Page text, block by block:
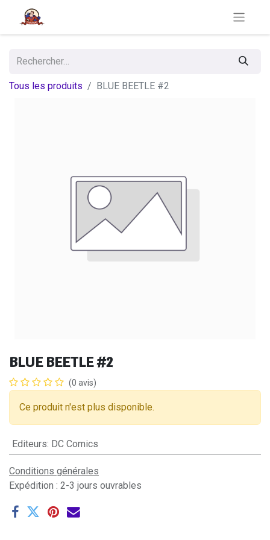
Tous les produits BLUE BEETLE #2
BLUE BEETLE #2
(0 avis)
Ce produit n'est plus disponible.
Editeurs: DC Comics
Conditions générales
Expédition : 2-3 jours ouvrables